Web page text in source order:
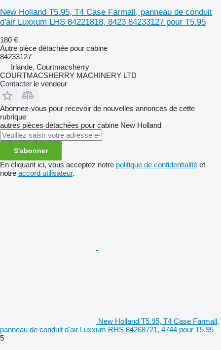
New Holland T5.95, T4 Case Farmall, panneau de conduit
d'air Luxxum LHS 84221818, 8423 84233127 pour T5.95
180 €
Autre pièce détachée pour cabine
84233127
Irlande, Courtmacsherry
COURTMACSHERRY MACHINERY LTD
Contacter le vendeur
Abonnez-vous pour recevoir de nouvelles annonces de cette
rubrique
autres pièces détachées pour cabine New Holland
S'abonner
En cliquant ici, vous acceptez notre politique de confidentialité et
notre accord utilisateur.
New Holland T5.95, T4 Case Farmall,
panneau de conduit d'air Luxxum RHS 84268721, 4744 pour T5.95
5